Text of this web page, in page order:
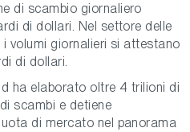
di scambio giornaliero
di dollari. Nel settore delle
volumi giornalieri si attestano
di dollari.
ha elaborato oltre 4 trilioni di
scambi e detiene
di mercato nel panorama